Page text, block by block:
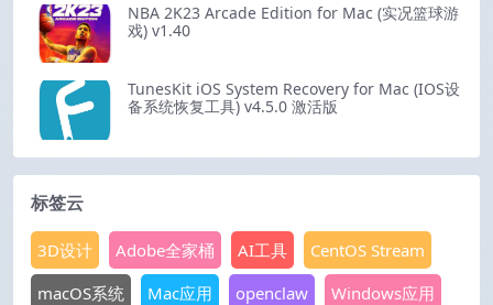
NBA 2K23 Arcade Edition for Mac (实况篮球游
戏) v1.40
TunesKit iOS System Recovery for Mac (IOS设
备系统恢复工具) v4.5.0 激活版
标签云
3D设计 Adobe全家桶 AI工具
CentOS Stream
macOS系统
Mac应用 openclaw
Windows应用